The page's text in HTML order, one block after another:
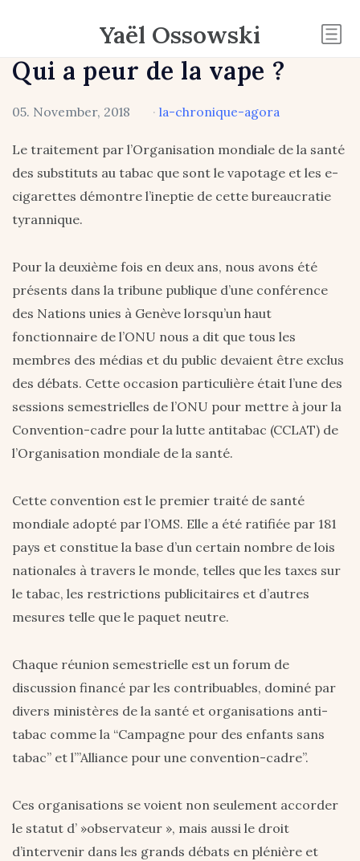
Yaël Ossowski
Qui a peur de la vape ?
05. November, 2018 · la-chronique-agora
Le traitement par l’Organisation mondiale de la santé
des substituts au tabac que sont le vapotage et les e-
cigarettes démontre l’ineptie de cette bureaucratie
tyrannique.
Pour la deuxième fois en deux ans, nous avons été
présents dans la tribune publique d’une conférence
des Nations unies à Genève lorsqu’un haut
fonctionnaire de l’ONU nous a dit que tous les
membres des médias et du public devaient être exclus
des débats. Cette occasion particulière était l’une des
sessions semestrielles de l’ONU pour mettre à jour la
Convention-cadre pour la lutte antitabac (CCLAT) de
l’Organisation mondiale de la santé.
Cette convention est le premier traité de santé
mondiale adopté par l’OMS. Elle a été ratifiée par 181
pays et constitue la base d’un certain nombre de lois
nationales à travers le monde, telles que les taxes sur
le tabac, les restrictions publicitaires et d’autres
mesures telle que le paquet neutre.
Chaque réunion semestrielle est un forum de
discussion financé par les contribuables, dominé par
divers ministères de la santé et organisations anti-
tabac comme la “Campagne pour des enfants sans
tabac” et l’”Alliance pour une convention-cadre”.
Ces organisations se voient non seulement accorder
le statut d’ »observateur », mais aussi le droit
d’intervenir dans les grands débats en plénière et